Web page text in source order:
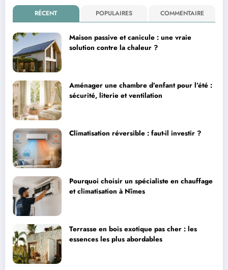
RÉCENT POPULAIRES COMMENTAIRE
Maison passive et canicule : une vraie
solution contre la chaleur ?
Aménager une chambre d’enfant pour l’été :
sécurité, literie et ventilation
Climatisation réversible : faut-il investir ?
Pourquoi choisir un spécialiste en chauffage
et climatisation à Nîmes
Terrasse en bois exotique pas cher : les
essences les plus abordables